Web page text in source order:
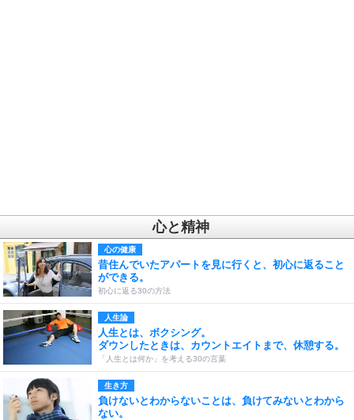
心と精神
心の健康
昔住んでいたアパートを見に行くと、初心に返ること
ができる。
初心に返る30の方法
人生論
人生とは、ボクシング。
ダウンしたときは、カウントエイトまで、休憩する。
「人生とは何か」を考える30の言葉
生き方
負けないとわからないことは、負けてみないとわから
ない。